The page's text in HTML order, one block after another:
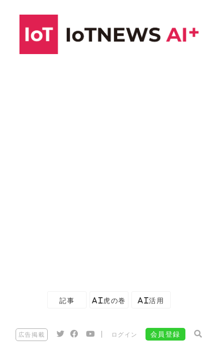
記事 AI虎の巻 AI活用
広告掲載 ログイン 会員登録